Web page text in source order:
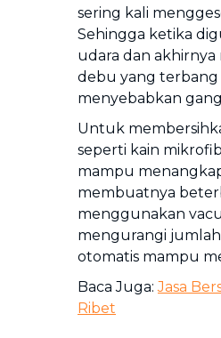
sering kali
Sehingga ketika
udara dan
debu yang terbang
menyebabkan
Untuk
seperti kain
mampu
membuatnya
menggunakan
mengurangi jumlah
otomatis mampu
Baca Juga:Jasa
Ribet